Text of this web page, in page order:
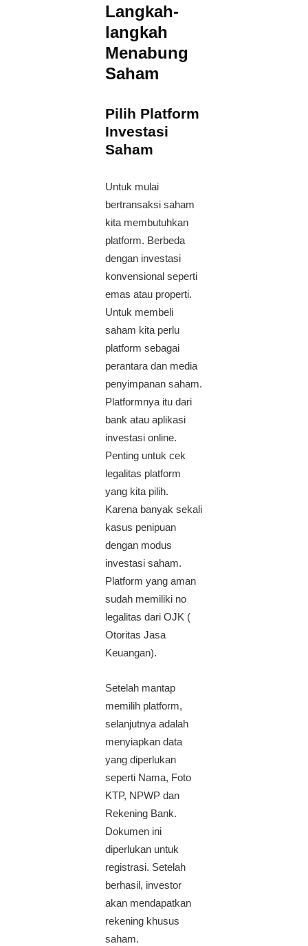
Langkah-
langkah
Menabung
Saham
Pilih Platform
Investasi
Saham
Untuk mulai
bertransaksi saham
kita membutuhkan
platform. Berbeda
dengan investasi
konvensional seperti
emas atau properti.
Untuk membeli
saham kita perlu
platform sebagai
perantara dan media
penyimpanan saham.
Platformnya itu dari
bank atau aplikasi
investasi online.
Penting untuk cek
legalitas platform
yang kita pilih.
Karena banyak sekali
kasus penipuan
dengan modus
investasi saham.
Platform yang aman
sudah memiliki no
legalitas dari OJK (
Otoritas Jasa
Keuangan).
Setelah mantap
memilih platform,
selanjutnya adalah
menyiapkan data
yang diperlukan
seperti Nama, Foto
KTP, NPWP dan
Rekening Bank.
Dokumen ini
diperlukan untuk
registrasi. Setelah
berhasil, investor
akan mendapatkan
rekening khusus
saham.